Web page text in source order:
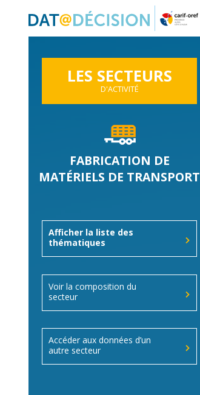
LES SECTEURS
D'ACTIVITÉ
FABRICATION DE
MATÉRIELS DE TRANSPORT
Afficher la liste des
thématiques
Voir la composition du
secteur
Accéder aux données d’un
autre secteur